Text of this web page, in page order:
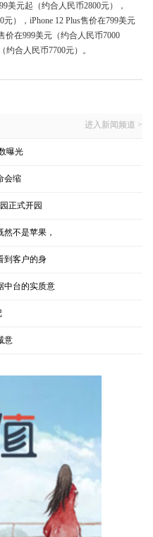
美元起（约合人民币2800元），
），iPhone 12 Plus售价在799美元
价在999美元（约合人民币7000
约合人民币7700元）。
进入新闻频道 >
曝光
会缩
正式开园
不是苹果，
到客户的身
中台的实质意
意